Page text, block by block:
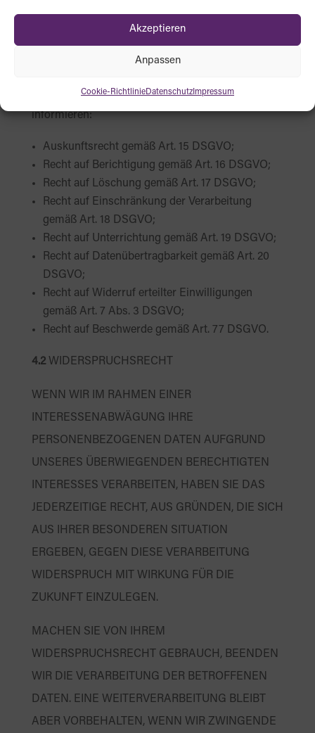
Akzeptieren
Anpassen
Cookie-RichtlinieDatenschutz Impressum
gegenüber dem Verantwortlichen hinsichtlich der
Verarbeitung Ihrer personenbezogenen Daten
Interventionsrechte), über die wir Sie nachstehend
informieren:
Auskunftsrecht gemäß Art. 15 DSGVO;
Recht auf Berichtigung gemäß Art. 16 DSGVO;
Recht auf Löschung gemäß Art. 17 DSGVO;
Recht auf Einschränkung der Verarbeitung
gemäß Art. 18 DSGVO;
Recht auf Unterrichtung gemäß Art. 19 DSGVO;
Recht auf Datenübertragbarkeit gemäß Art. 20
DSGVO;
Recht auf Widerruf erteilter Einwilligungen
gemäß Art. 7 Abs. 3 DSGVO;
Recht auf Beschwerde gemäß Art. 77 DSGVO.
4.2WIDERSPRUCHSRECHT
WENN WIR IM RAHMEN EINER
INTERESSENABWÄGUNG IHRE
PERSONENBEZOGENEN DATEN AUFGRUND
UNSERES ÜBERWIEGENDEN BERECHTIGTEN
INTERESSES VERARBEITEN, HABEN SIE DAS
JEDERZEITIGE RECHT, AUS GRÜNDEN, DIE SICH
AUS IHRER BESONDEREN SITUATION
ERGEBEN, GEGEN DIESE VERARBEITUNG
WIDERSPRUCH MIT WIRKUNG FÜR DIE
ZUKUNFT EINZULEGEN.
MACHEN SIE VON IHREM
WIDERSPRUCHSRECHT GEBRAUCH, BEENDEN
WIR DIE VERARBEITUNG DER BETROFFENEN
DATEN. EINE WEITERVERARBEITUNG BLEIBT
ABER VORBEHALTEN, WENN WIR ZWINGENDE